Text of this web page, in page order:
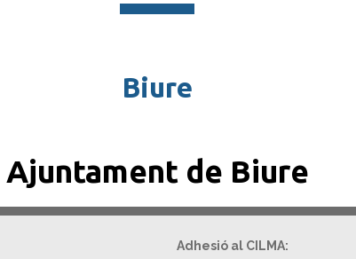
Biure
Ajuntament de Biure
Adhesió al CILMA: